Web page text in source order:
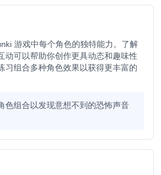
游戏中每个角色的独特能力。了解
动可以帮助你创作更具动态和趣味性
习组合多种角色效果以获得更丰富的
色组合以发现意想不到的恐怖声音